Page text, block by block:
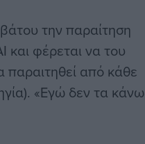
την παραίτηση
φέρεται να του
παραιτηθεί από κάθε
«Εγώ δεν τα κάνω